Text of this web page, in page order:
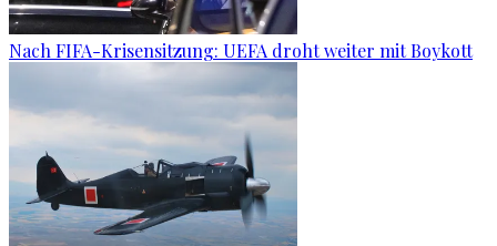
Nach FIFA-Krisensitzung: UEFA droht weiter mit Boykott